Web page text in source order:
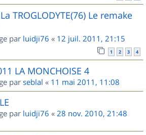
TROGLODYTE(76) Le remake
par luidji76 « 12 juil. 2011, 21:15
1 2 3 4
LA MONCHOISE 4
par seblal « 11 mai 2011, 11:08
par luidji76 « 28 nov. 2010, 21:48